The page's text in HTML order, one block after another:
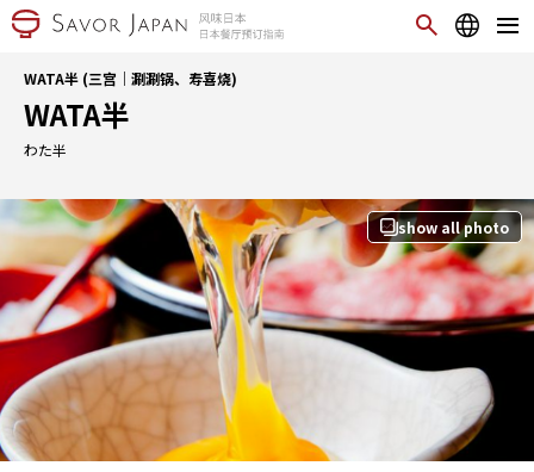
WATA半 (三宫｜涮涮锅、寿喜烧)
WATA半
わた半
show all photo